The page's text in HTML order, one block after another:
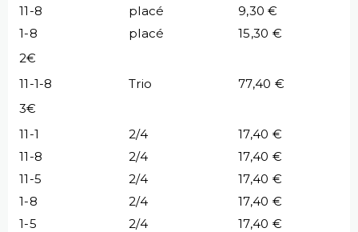
11-8 placé
9,30 €
1-8
placé
15,30 €
2€
11-1-8
Trio
77,40 €
3€
11-1
2/4
17,40 €
11-8
2/4
17,40 €
11-5
2/4
17,40 €
1-8
2/4
17,40 €
1-5
2/4
17,40 €